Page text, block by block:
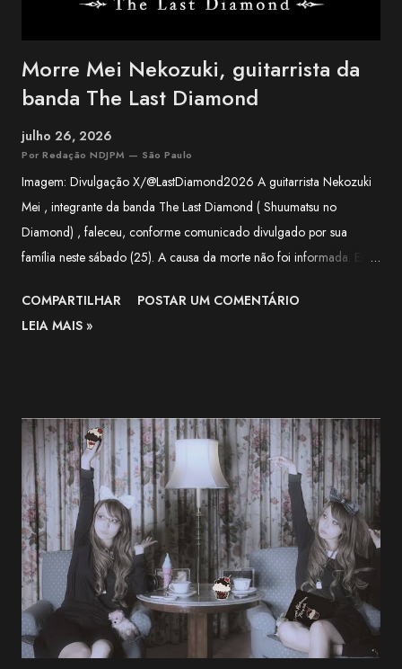
Morre Mei Nekozuki, guitarrista da
banda The Last Diamond
julho 26, 2026
Por Redação NDJPM — São Paulo
Imagem: Divulgação X/@LastDiamond2026 A guitarrista Nekozuki
Mei , integrante da banda The Last Diamond ( Shuumatsu no
Diamond) , faleceu, conforme comunicado divulgado por sua
família neste sábado (25). A causa da morte não foi informada. Em
sua trajetória e lamentou a forma repentina como a notícia foi
comunicada. O funeral será realizado apenas com a presença de
Across the World. pic.twitter.com/3VWEpd2juI — 終末のダイヤモ
ンド (@LastDiamond2026) July 6, 2026 Nekozuki Mei era ex-
farmacêutica e construiu sua carreira como guitarrista, participando
como musicista de apoio em projetos da franquia BanG Dream! ,
série multimídia que reúne anime, jogos e bandas, além de atuar na
1MYB , banda oficial da franquia Kantai Collection (KanCo...
COMPARTILHAR
POSTAR UM COMENTÁRIO
LEIA MAIS »